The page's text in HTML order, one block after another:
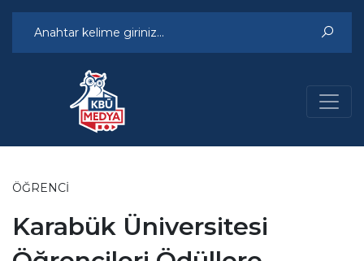
ÖĞRENCI
Karabük Üniversitesi